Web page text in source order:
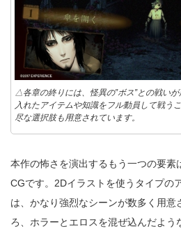
△各章の終りには、怪異の”ボス”との戦い
入れたアイテムや知識をフル動員して戦う
尽な選択肢も用意されています。
本作の怖さを演出するもう一つの要素
CGです。2Dイラストを使うタイプの
は、かなり強烈なシーンが数多く用意
ろ、ホラーとエロスを混ぜ込んだよう